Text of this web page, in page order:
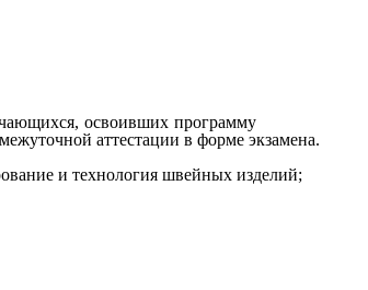
достижений обучающихся,
аттестации в форме экзамена.
и технология швейных изделий;